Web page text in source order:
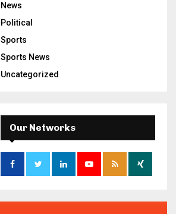
News
Political
Sports
Sports News
Uncategorized
Our Networks